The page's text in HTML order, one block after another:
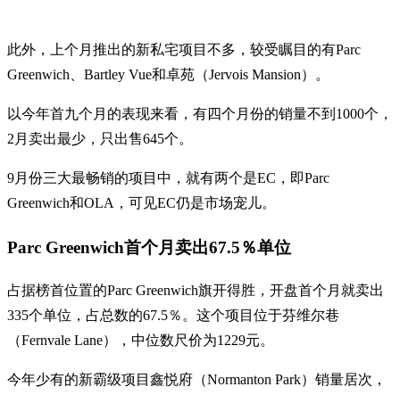
此外，上个月推出的新私宅项目不多，较受瞩目的有Parc
Greenwich、Bartley Vue和卓苑（Jervois Mansion）。
以今年首九个月的表现来看，有四个月份的销量不到1000个，
2月卖出最少，只出售645个。
9月份三大最畅销的项目中，就有两个是EC，即Parc
Greenwich和OLA，可见EC仍是市场宠儿。
Parc Greenwich首个月卖出67.5％单位
占据榜首位置的Parc Greenwich旗开得胜，开盘首个月就卖出
335个单位，占总数的67.5％。这个项目位于芬维尔巷
（Fernvale Lane），中位数尺价为1229元。
今年少有的新霸级项目鑫悦府（Normanton Park）销量居次，